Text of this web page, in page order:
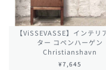
【ViSSEVASSE】インテリ
ター コペンハーゲン
Christianshavn
¥7,645